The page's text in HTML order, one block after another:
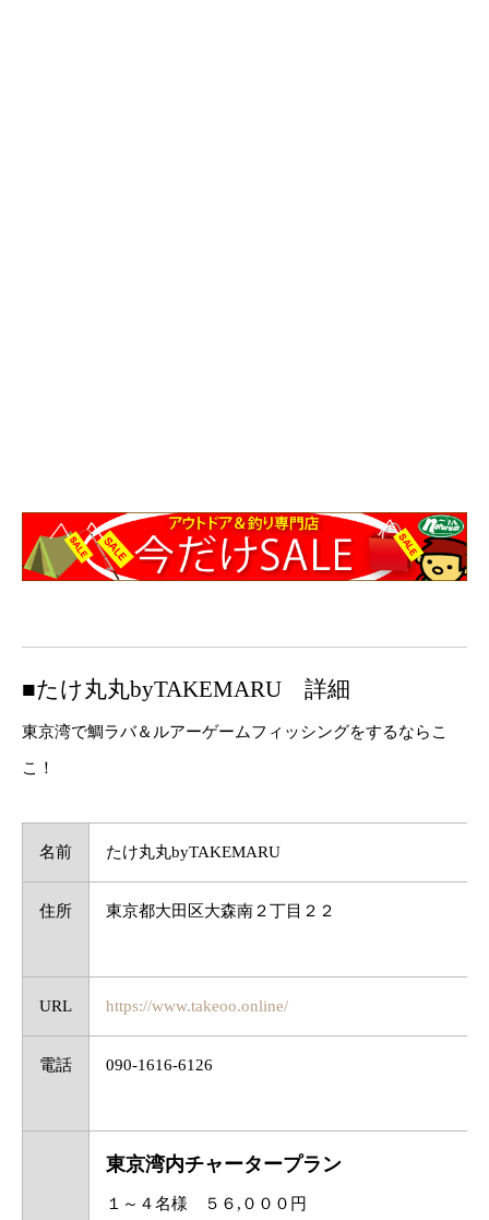
■たけ丸丸byTAKEMARU 詳細
東京湾で鯛ラバ＆ルアーゲームフィッシングをするならこ
こ！
名前 たけ丸丸byTAKEMARU
住所 東京都大田区大森南２丁目２２
URL https://www.takeoo.online/
電話 090-1616-6126
​​東京湾内チャータープラン
１～４名様 ５６,０００円